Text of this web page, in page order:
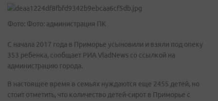
Фото: Фото: администрация ПК
С начала 2017 года в Приморье усыновили и взяли под опеку
353 ребенка, сообщает РИА VladNews со ссылкой на
администрацию города.
В настоящее время в семьях нуждаются еще 2455 детей, но
стоит отметить, что количество детей-сирот в Приморье с